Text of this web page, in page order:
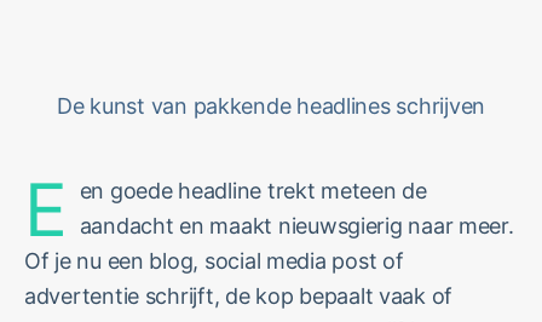
De kunst van pakkende headlines schrijven
E
en goede headline trekt meteen de
aandacht en maakt nieuwsgierig naar meer.
Of je nu een blog, social media post of
advertentie schrijft, de kop bepaalt vaak of